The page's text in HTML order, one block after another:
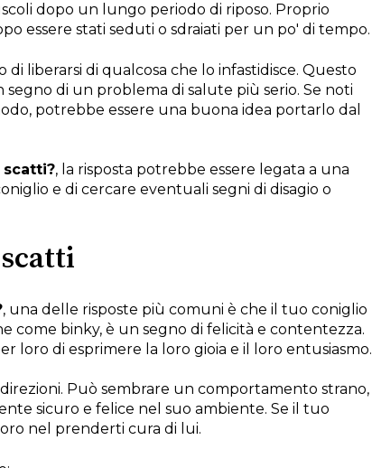
dopo un lungo periodo di riposo. Proprio
essere stati seduti o sdraiati per un po' di tempo.
liberarsi di qualcosa che lo infastidisce. Questo
di un problema di salute più serio. Se noti
potrebbe essere una buona idea portarlo dal
, la risposta potrebbe essere legata a una
e di cercare eventuali segni di disagio o
, una delle risposte più comuni è che il tuo coniglio
come binky, è un segno di felicità e contentezza.
loro di esprimere la loro gioia e il loro entusiasmo.
Può sembrare un comportamento strano,
sicuro e felice nel suo ambiente. Se il tuo
nel prenderti cura di lui.